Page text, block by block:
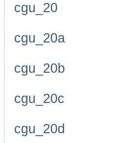
cgu_20
cgu_20a
cgu_20b
cgu_20c
cgu_20d